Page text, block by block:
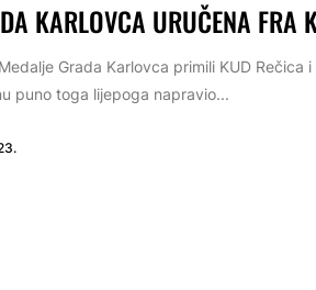
KARLOVCA URUČENA FRA
Grada Karlovca primili KUD Rečica
puno toga lijepoga napravio...